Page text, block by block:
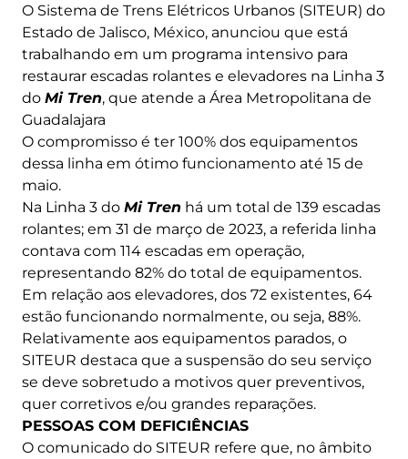
O Sistema de Trens Elétricos Urbanos (SITEUR) do
Estado de Jalisco, México, anunciou que está
trabalhando em um programa intensivo para
restaurar escadas rolantes e elevadores na Linha 3
do Mi Tren, que atende a Área Metropolitana de
Guadalajara
O compromisso é ter 100% dos equipamentos
dessa linha em ótimo funcionamento até 15 de
maio.
Na Linha 3 do Mi Tren há um total de 139 escadas
rolantes; em 31 de março de 2023, a referida linha
contava com 114 escadas em operação,
representando 82% do total de equipamentos.
Em relação aos elevadores, dos 72 existentes, 64
estão funcionando normalmente, ou seja, 88%.
Relativamente aos equipamentos parados, o
SITEUR destaca que a suspensão do seu serviço
se deve sobretudo a motivos quer preventivos,
quer corretivos e/ou grandes reparações.
PESSOAS COM DEFICIÊNCIAS
O comunicado do SITEUR refere que, no âmbito